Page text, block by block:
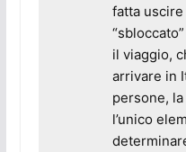
fatta uscire
il viaggio,
arrivare in
persone,
l’unico